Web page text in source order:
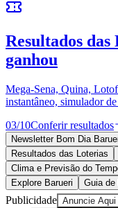
Anuncie no Portal
Cadastrar Empresa
Divulgar Vagas
Política
Esportes
Saúde
Segurança
Cultura
Meio Ambiente
Obras
Educação
Resultados
ganhou
Mega-Sena, Quina,
instantâneo, simulador de
03/10Conferir resultados
Newsletter Bom Dia
Resultados das Loterias
Clima e Previsão do
Explore Barueri
Guia de
Publicidade Anuncie Aqui